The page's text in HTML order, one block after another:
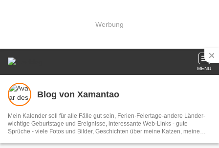
Werbung
MENU
Blog von Xamantao
Mein Kalender soll für alle Fälle gut sein, Ferien-Feiertage-andere Länder-
wichtige Geburtstage und Ereignisse, interessante Web-Links - gute
Sprüche - viele Fotos und Bilder, Geschichten über meine Katzen, meine